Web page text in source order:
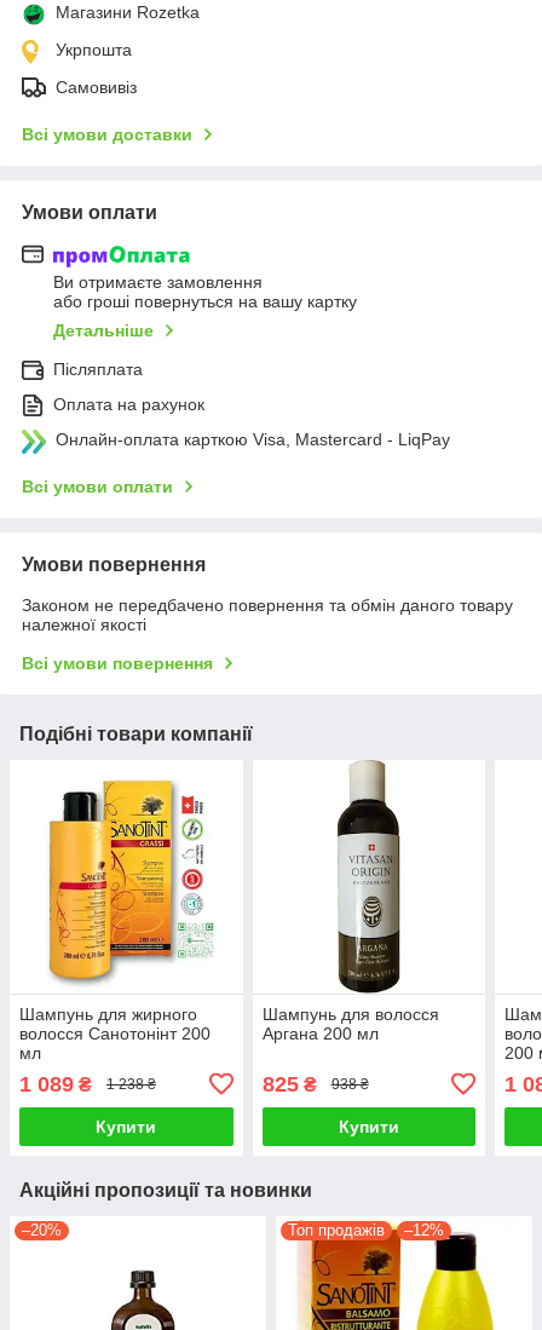
Магазини Rozetka
Укрпошта
Самовивіз
Всі умови доставки
Умови оплати
Ви отримаєте замовлення
або гроші повернуться на вашу картку
Детальніше
Післяплата
Оплата на рахунок
Онлайн-оплата карткою Visa, Mastercard - LiqPay
Всі умови оплати
Умови повернення
Законом не передбачено повернення та обмін даного товару
належної якості
Всі умови повернення
Подібні товари компанії
Шампунь для жирного
волосся Санотонінт 200
мл
1 089 ₴ 1 238 ₴
Купити
Шампунь для волосся
Аргана 200 мл
825₴ 938 ₴
Купити
200
1
Акційні пропозиції та новинки
–20% Топ продажів –12%